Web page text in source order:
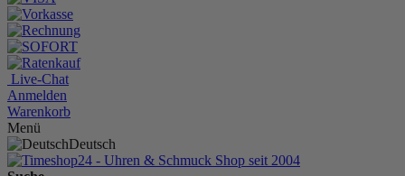
Live-Chat
Anmelden
Warenkorb
Menü
Deutsch